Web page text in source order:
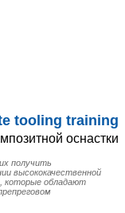
tooling training
оснастки
получить
высококачественной
которые обладают